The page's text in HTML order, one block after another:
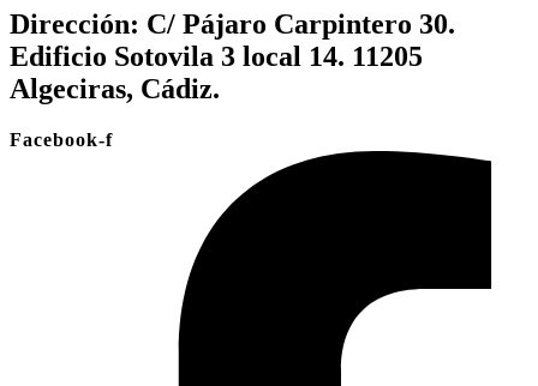
Dirección: C/ Pájaro Carpintero 30.
Edificio Sotovila 3 local 14. 11205
Algeciras, Cádiz.
Facebook-f